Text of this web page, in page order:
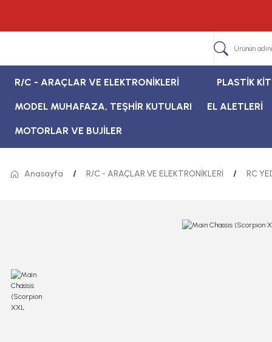
R/C - ARAÇLAR VE ELEKTRONİKLERİ PLASTİK
MODEL MUHAFAZA, TEŞHİR KUTULARI EL ALETLERİ
MOTORLAR VE BUJİLER
Anasayfa R/C - ARAÇLAR VE ELEKTRONİKLERİ RC